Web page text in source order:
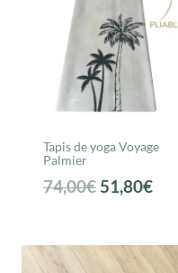
Tapis de yoga Voyage
Palmier
74,00€ Le
était :
51,80€Le
est :